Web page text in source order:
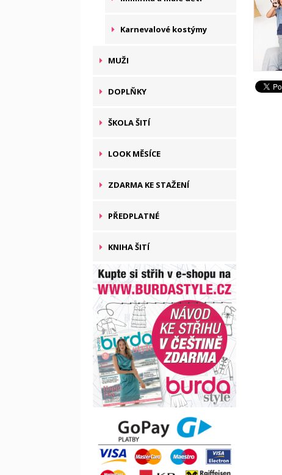
Karnevalové kostýmy
MUŽI
DOPLŇKY
ŠKOLA ŠITÍ
LOOK MĚSÍCE
ZDARMA KE STAŽENÍ
PŘEDPLATNÉ
KNIHA ŠITÍ